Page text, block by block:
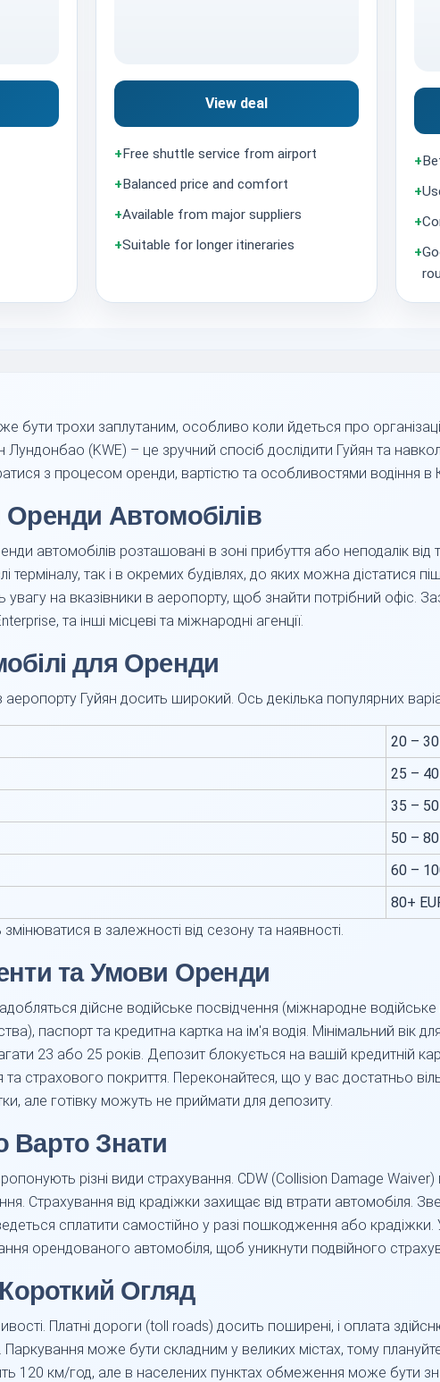
View deal
+Free shuttle service from airport
+Balanced price and comfort
+Available from major suppliers
+Suitable for longer itineraries
+
+
+
+
бути трохи заплутаним, особливо коли йдеться про
(KWE) – це зручний спосіб дослідити Гуйян та
з процесом оренди, вартістю та особливостями водіння в
Автомобілів
автомобілів розташовані в зоні прибуття або неподалік
терміналу, так і в окремих будівлях, до яких можна дістатися
на вказівники в аеропорту, щоб знайти потрібний офіс.
та інші місцеві та міжнародні агенції.
для Оренди
Гуйян досить широкий. Ось декілька популярних
20 – 30
25 – 40
35 – 50
50 – 80
60 –
80+
в залежності від сезону та наявності.
та Умови Оренди
дійсне водійське посвідчення (міжнародне
паспорт та кредитна картка на ім'я водія. Мінімальний вік
23 або 25 років. Депозит блокується на вашій кредитній
та страхового покриття. Переконайтеся, що у вас достатньо
але готівку можуть не приймати для депозиту.
Варто Знати
різні види страхування. CDW (Collision Damage
Страхування від крадіжки захищає від втрати автомобіля.
сплатити самостійно у разі пошкодження або
орендованого автомобіля, щоб уникнути подвійного
Огляд
Платні дороги (toll roads) досить поширені, і оплата
може бути складним у великих містах, тому
120 км/год, але в населених пунктах обмеження може бути